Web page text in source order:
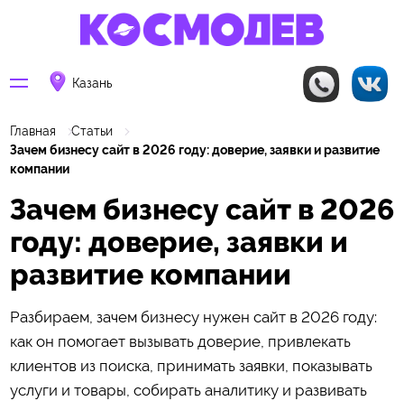
Казань
Главная
Статьи
Зачем бизнесу сайт в 2026 году: доверие, заявки и развитие
компании
Зачем бизнесу сайт в 2026
году: доверие, заявки и
развитие компании
Разбираем, зачем бизнесу нужен сайт в 2026 году:
как он помогает вызывать доверие, привлекать
клиентов из поиска, принимать заявки, показывать
услуги и товары, собирать аналитику и развивать